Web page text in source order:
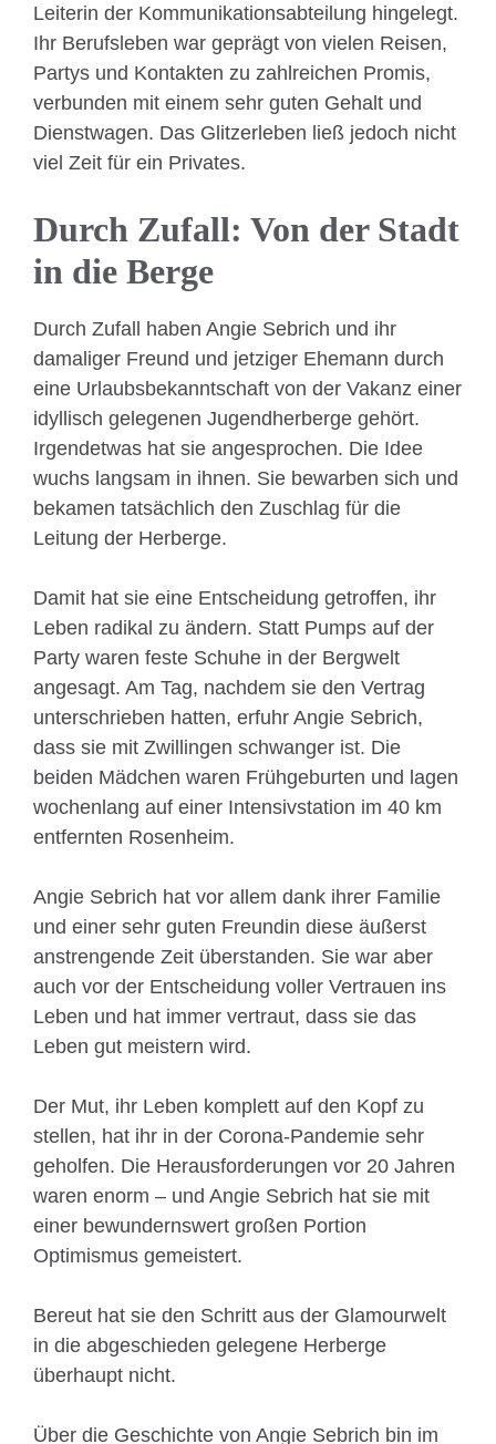
Leiterin der Kommunikationsabteilung hingelegt.
Ihr Berufsleben war geprägt von vielen Reisen,
Partys und Kontakten zu zahlreichen Promis,
verbunden mit einem sehr guten Gehalt und
Dienstwagen. Das Glitzerleben ließ jedoch nicht
viel Zeit für ein Privates.
Durch Zufall: Von der Stadt
in die Berge
Durch Zufall haben Angie Sebrich und ihr
damaliger Freund und jetziger Ehemann durch
eine Urlaubsbekanntschaft von der Vakanz einer
idyllisch gelegenen Jugendherberge gehört.
Irgendetwas hat sie angesprochen. Die Idee
wuchs langsam in ihnen. Sie bewarben sich und
bekamen tatsächlich den Zuschlag für die
Leitung der Herberge.
Damit hat sie eine Entscheidung getroffen, ihr
Leben radikal zu ändern. Statt Pumps auf der
Party waren feste Schuhe in der Bergwelt
angesagt. Am Tag, nachdem sie den Vertrag
unterschrieben hatten, erfuhr Angie Sebrich,
dass sie mit Zwillingen schwanger ist. Die
beiden Mädchen waren Frühgeburten und lagen
wochenlang auf einer Intensivstation im 40 km
entfernten Rosenheim.
Angie Sebrich hat vor allem dank ihrer Familie
und einer sehr guten Freundin diese äußerst
anstrengende Zeit überstanden. Sie war aber
auch vor der Entscheidung voller Vertrauen ins
Leben und hat immer vertraut, dass sie das
Leben gut meistern wird.
Der Mut, ihr Leben komplett auf den Kopf zu
stellen, hat ihr in der Corona-Pandemie sehr
geholfen. Die Herausforderungen vor 20 Jahren
waren enorm – und Angie Sebrich hat sie mit
einer bewundernswert großen Portion
Optimismus gemeistert.
Bereut hat sie den Schritt aus der Glamourwelt
in die abgeschieden gelegene Herberge
überhaupt nicht.
Über die Geschichte von Angie Sebrich bin im